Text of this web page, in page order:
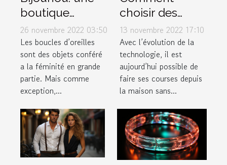
boutique
ouverte pour
les boucles
d'oreilles en
acier
inoxydable
26 novembre 2022 03:50
Les boucles d’oreilles
sont des objets conféré
a la féminité en grande
partie. Mais comme
exception,...
choisir des
baskets dans
une boutique
en ligne ?
13 novembre 2022 17:10
Avec l’évolution de la
technologie, il est
aujourd’hui possible de
faire ses courses depuis
la maison sans...